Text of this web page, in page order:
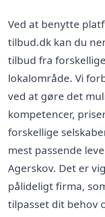
Ved at benytte
tilbud.dk kan du
tilbud fra
lokalområde. Vi
ved at gøre det
kompetencer,
forskellige
mest passende
Agerskov. Det er
pålideligt firma,
tilpasset dit behov